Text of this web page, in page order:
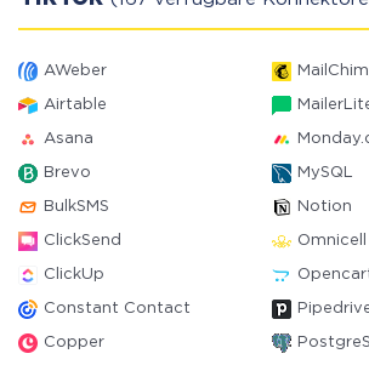
AWeber
Airtable
Asana
Brevo MySQL
BulkSMS Notion
ClickSend Omnicell
ClickUp
Constant Contact
Copper